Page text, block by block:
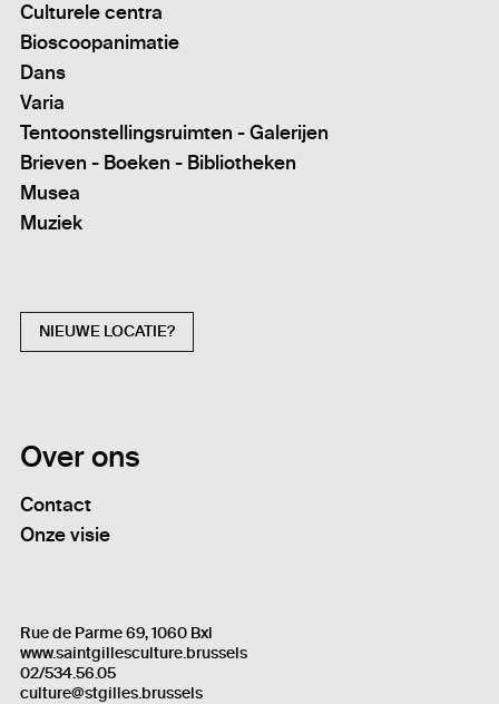
Culturele centra
Bioscoopanimatie
Dans
Varia
Tentoonstellingsruimten - Galerijen
Brieven - Boeken - Bibliotheken
Musea
Muziek
NIEUWE LOCATIE?
Over ons
Contact
Onze visie
Rue de Parme 69, 1060 Bxl
www.saintgillesculture.brussels
02/534.56.05
culture@stgilles.brussels